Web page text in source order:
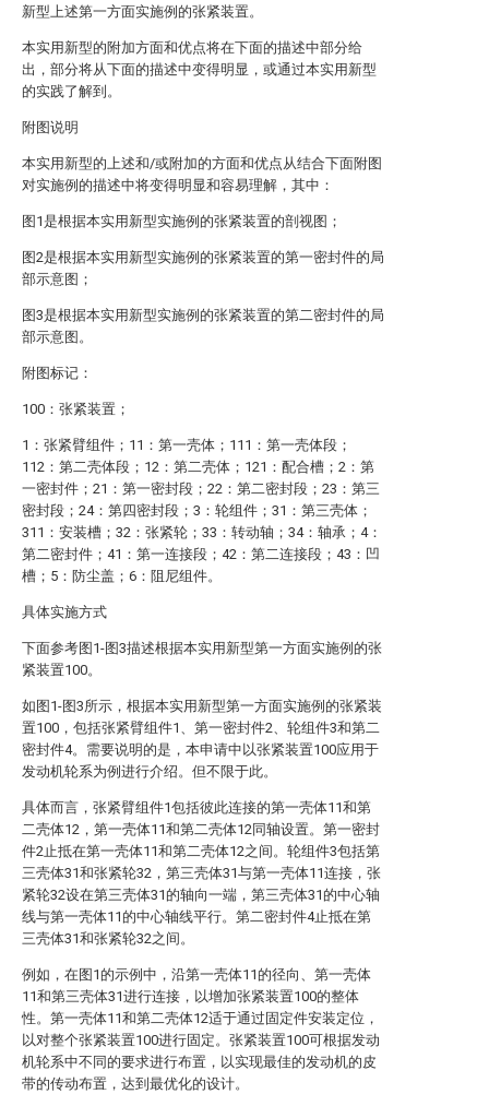
新型上述第一方面实施例的张紧装置。
本实用新型的附加方面和优点将在下面的描述中部分给
出，部分将从下面的描述中变得明显，或通过本实用新型
的实践了解到。
附图说明
本实用新型的上述和/或附加的方面和优点从结合下面附图
对实施例的描述中将变得明显和容易理解，其中：
图1是根据本实用新型实施例的张紧装置的剖视图；
图2是根据本实用新型实施例的张紧装置的第一密封件的局
部示意图；
图3是根据本实用新型实施例的张紧装置的第二密封件的局
部示意图。
附图标记：
100：张紧装置；
1：张紧臂组件；11：第一壳体；111：第一壳体段；
112：第二壳体段；12：第二壳体；121：配合槽；2：第
一密封件；21：第一密封段；22：第二密封段；23：第三
密封段；24：第四密封段；3：轮组件；31：第三壳体；
311：安装槽；32：张紧轮；33：转动轴；34：轴承；4：
第二密封件；41：第一连接段；42：第二连接段；43：凹
槽；5：防尘盖；6：阻尼组件。
具体实施方式
下面参考图1-图3描述根据本实用新型第一方面实施例的张
紧装置100。
如图1-图3所示，根据本实用新型第一方面实施例的张紧装
置100，包括张紧臂组件1、第一密封件2、轮组件3和第二
密封件4。需要说明的是，本申请中以张紧装置100应用于
发动机轮系为例进行介绍。但不限于此。
具体而言，张紧臂组件1包括彼此连接的第一壳体11和第
二壳体12，第一壳体11和第二壳体12同轴设置。第一密封
件2止抵在第一壳体11和第二壳体12之间。轮组件3包括第
三壳体31和张紧轮32，第三壳体31与第一壳体11连接，张
紧轮32设在第三壳体31的轴向一端，第三壳体31的中心轴
线与第一壳体11的中心轴线平行。第二密封件4止抵在第
三壳体31和张紧轮32之间。
例如，在图1的示例中，沿第一壳体11的径向、第一壳体
11和第三壳体31进行连接，以增加张紧装置100的整体
性。第一壳体11和第二壳体12适于通过固定件安装定位，
以对整个张紧装置100进行固定。张紧装置100可根据发动
机轮系中不同的要求进行布置，以实现最佳的发动机的皮
带的传动布置，达到最优化的设计。